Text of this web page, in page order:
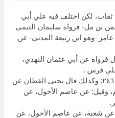
لكن اختلف فيه علي أبي
بن مل- فرواه سليمان التيمي
-وهو ابن ربيعة المدني- عن
فرواه عن أبي عثمان النهدي،
فرس .
، قال الدارقطني في "العلل" ٤/ ٢٤٦: وكذلك قال يحيى القطان عن
وقيل: عن عاصم الأحول، عن
عن شعبة، عن عاصم الأحول، عن